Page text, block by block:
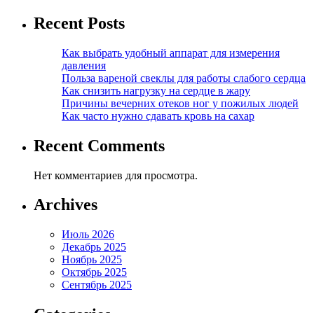
Recent Posts
Как выбрать удобный аппарат для измерения
давления
Польза вареной свеклы для работы слабого сердца
Как снизить нагрузку на сердце в жару
Причины вечерних отеков ног у пожилых людей
Как часто нужно сдавать кровь на сахар
Recent Comments
Нет комментариев для просмотра.
Archives
Июль 2026
Декабрь 2025
Ноябрь 2025
Октябрь 2025
Сентябрь 2025